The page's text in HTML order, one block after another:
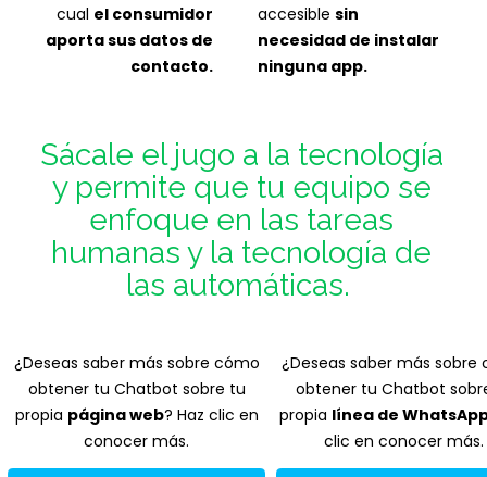
cual el consumidor
aporta sus datos de
contacto.
accesible sin
necesidad de instalar
ninguna app.
Sácale el jugo a la tecnología
y permite que tu equipo se
enfoque en las tareas
humanas y la tecnología de
las automáticas.
¿Deseas saber más sobre cómo
obtener tu Chatbot sobre tu
propia página web? Haz clic en
conocer más.
¿Deseas saber más sobre
obtener tu Chatbot
propia línea de
clic en conocer más.